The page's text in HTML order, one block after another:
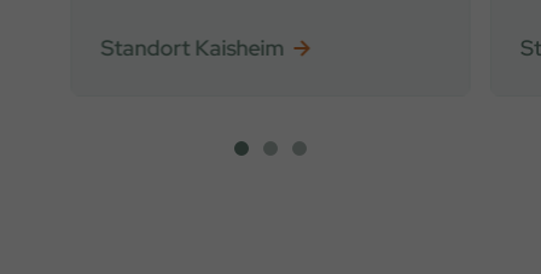
Standort Kaisheim